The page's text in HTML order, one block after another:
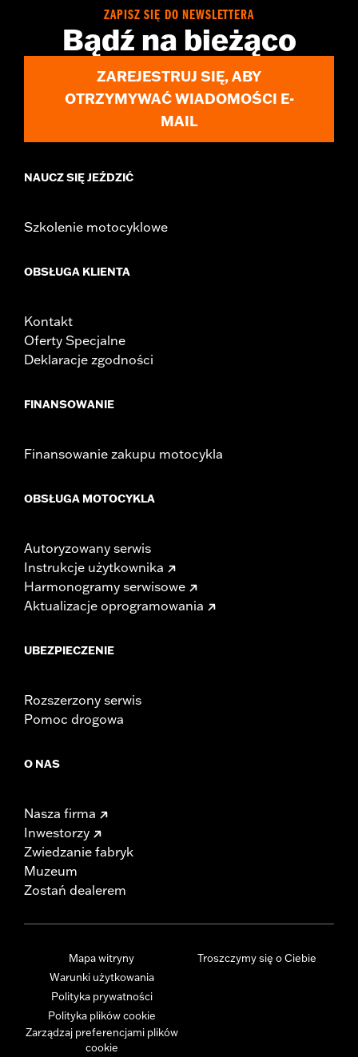
ZAPISZ SIĘ DO NEWSLETTERA
Bądź na bieżąco
ZAREJESTRUJ SIĘ, ABY
OTRZYMYWAĆ WIADOMOŚCI E-
MAIL
NAUCZ SIĘ JEŹDZIĆ
Szkolenie motocyklowe
OBSŁUGA KLIENTA
Kontakt
Oferty Specjalne
Deklaracje zgodności
FINANSOWANIE
Finansowanie zakupu motocykla
OBSŁUGA MOTOCYKLA
Autoryzowany serwis
Instrukcje użytkownika
Harmonogramy serwisowe
Aktualizacje oprogramowania
UBEZPIECZENIE
Rozszerzony serwis
Pomoc drogowa
O NAS
Nasza firma
Inwestorzy
Zwiedzanie fabryk
Muzeum
Zostań dealerem
Mapa witryny
Warunki użytkowania
Polityka prywatności
Polityka plików cookie
Zarządzaj preferencjami plików
cookie
Troszczymy się o Ciebie